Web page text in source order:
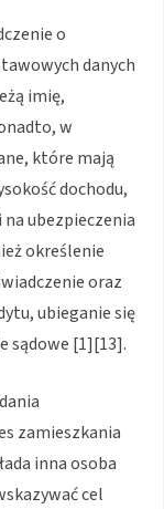
o
danych
imię,
w
które mają
dochodu,
ubezpieczenia
określenie
oraz
ubieganie się
sądowe [1][13].
zamieszkania
inna osoba
cel